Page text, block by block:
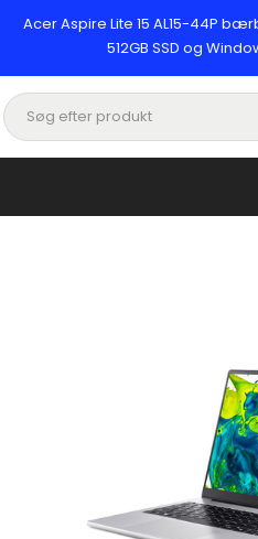
Acer Aspire Lite 15 AL15-44P
512GB SSD og